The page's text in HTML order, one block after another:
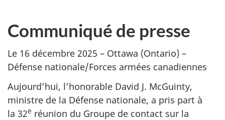
Communiqué de presse
Le 16 décembre 2025 – Ottawa (Ontario) –
Défense nationale/Forces armées canadiennes
Aujourd’hui, l’honorable David J. McGuinty,
ministre de la Défense nationale, a pris part à
la 32e réunion du Groupe de contact sur la